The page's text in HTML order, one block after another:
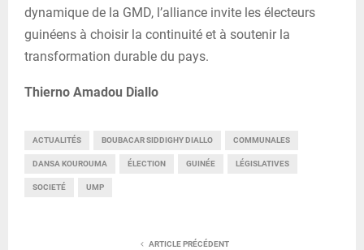
dynamique de la GMD, l’alliance invite les électeurs
guinéens à choisir la continuité et à soutenir la
transformation durable du pays.
Thierno Amadou Diallo
ACTUALITÉS BOUBACAR SIDDIGHY DIALLO COMMUNALES
DANSA KOUROUMA ÉLECTION GUINÉE LÉGISLATIVES
SOCIETÉ UMP
ARTICLE PRÉCÉDENT